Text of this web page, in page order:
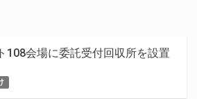
108会場に委託受付回収所を設置